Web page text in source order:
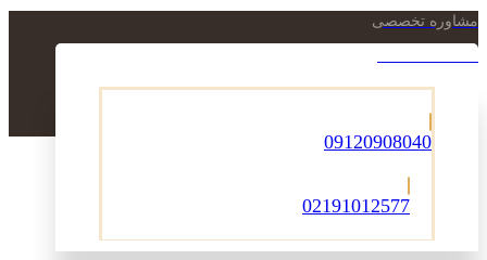
مشاوره تخصصی
09120908040
02191012577